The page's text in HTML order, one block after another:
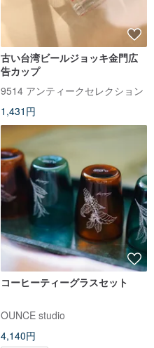
古い台湾ビールジョッキ金門広
告カップ
9514 アンティークセレクション
1,431円
コーヒーティーグラスセット
OUNCE studio
4,140円